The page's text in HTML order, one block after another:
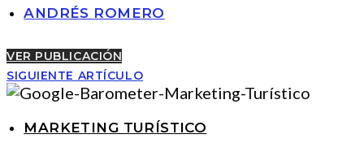
ANDRÉS ROMERO
VER PUBLICACIÓN
SIGUIENTE ARTÍCULO
MARKETING TURÍSTICO